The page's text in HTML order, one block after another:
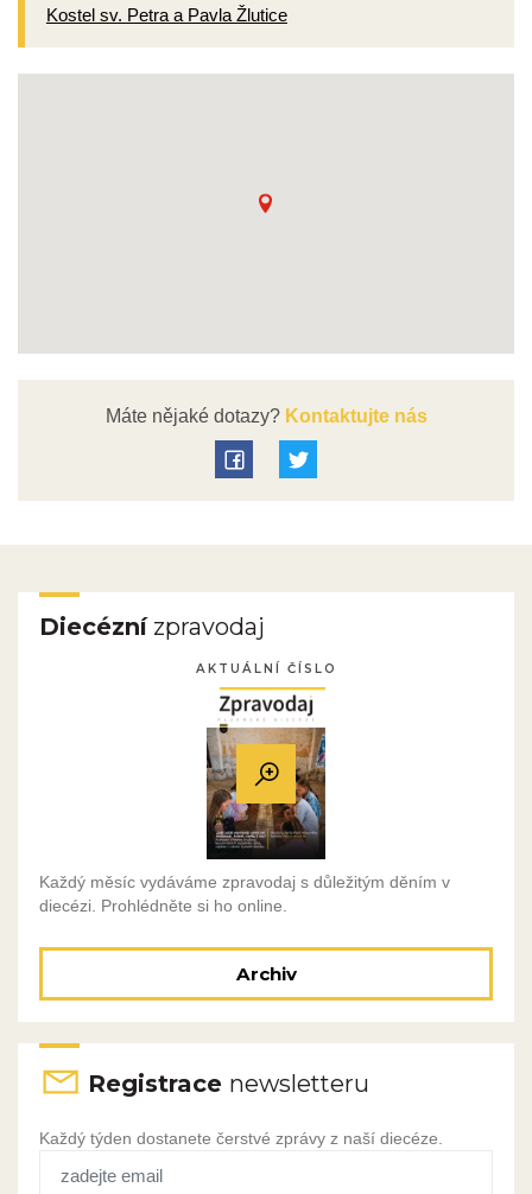
Kostel sv. Petra a Pavla Žlutice
Máte nějaké dotazy?Kontaktujte nás
Diecéznízpravodaj
AKTUÁLNÍ ČÍSLO
Každý měsíc vydáváme zpravodaj s důležitým děním v
diecézi. Prohlédněte si ho online.
Archiv
Registrace newsletteru
Každý týden dostanete čerstvé zprávy z naší diecéze.